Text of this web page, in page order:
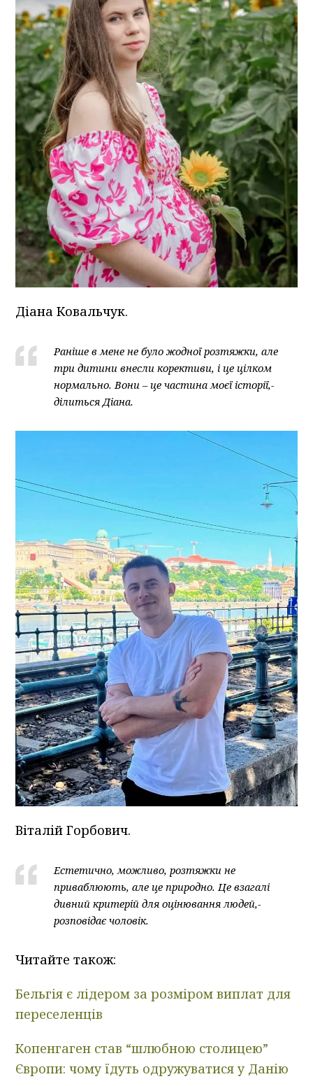
Діана Ковальчук.
Раніше в мене не було жодної розтяжки, але
три дитини внесли корективи, і це цілком
нормально. Вони – це частина моєї історії,-
ділиться Діана.
Віталій Горбович.
Естетично, можливо, розтяжки не
приваблюють, але це природно. Це взагалі
дивний критерій для оцінювання людей,-
розповідає чоловік.
Читайте також:
Бельгія є лідером за розміром виплат для
переселенців
Копенгаген став “шлюбною столицею”
Європи: чому їдуть одружуватися у Данію